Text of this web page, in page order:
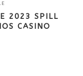
2023 SPILL
CASINO